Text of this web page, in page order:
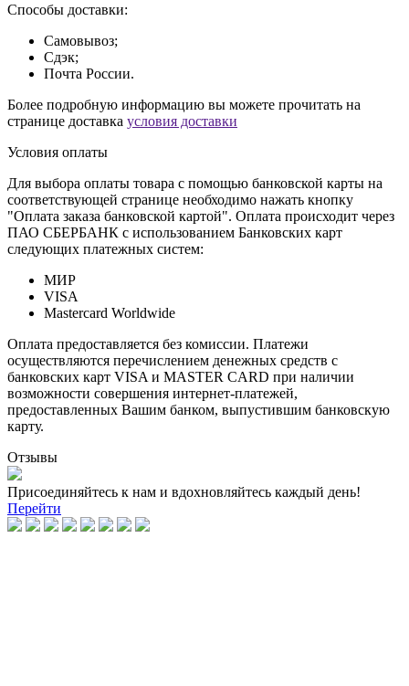
Способы доставки:
Самовывоз;
Сдэк;
Почта России.
Более подробную информацию вы можете прочитать на
странице доставка условия доставки
Условия оплаты
Для выбора оплаты товара с помощью банковской карты на
соответствующей странице необходимо нажать кнопку
"Оплата заказа банковской картой". Оплата происходит через
ПАО СБЕРБАНК с использованием Банковских карт
следующих платежных систем:
МИР
VISA
Mastercard Worldwide
Оплата предоставляется без комиссии. Платежи
осуществляются перечислением денежных средств с
банковских карт VISA и MASTER CARD при наличии
возможности совершения интернет-платежей,
предоставленных Вашим банком, выпустившим банковскую
карту.
Отзывы
Присоединяйтесь к нам и вдохновляйтесь каждый день!
Перейти